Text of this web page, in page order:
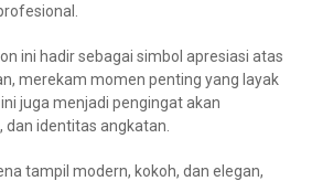
ini hadir sebagai simbol apresiasi atas
merekam momen penting yang layak
ini juga menjadi pengingat akan
identitas angkatan.
tampil modern, kokoh, dan elegan,